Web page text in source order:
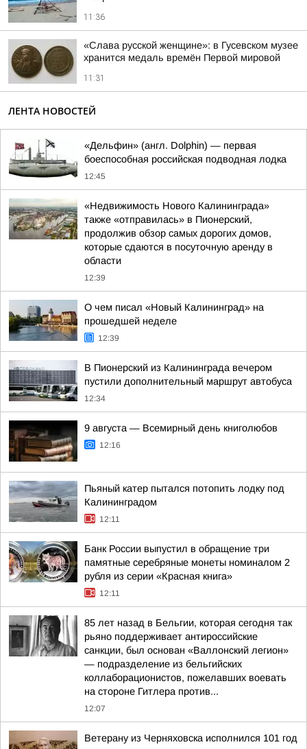
11:36
«Слава русской женщине»: в Гусевском музее
хранится медаль времён Первой мировой
11:31
ЛЕНТА НОВОСТЕЙ
«Дельфин» (англ. Dolphin) — первая
боеспособная российская подводная лодка
12:45
«Недвижимость Нового Калининграда»
также «отправилась» в Пионерский,
продолжив обзор самых дорогих домов,
которые сдаются в посуточную аренду в
области
12:39
О чем писал «Новый Калининград» на
прошедшей неделе
12:39
В Пионерский из Калининграда вечером
пустили дополнительный маршрут автобуса
12:34
9 августа — Всемирный день книголюбов
12:16
Пьяный катер пытался потопить лодку под
Калининградом
12:11
Банк России выпустил в обращение три
памятные серебряные монеты номиналом 2
рубля из серии «Красная книга»
12:11
85 лет назад в Бельгии, которая сегодня так
рьяно поддерживает антироссийские
санкции, был основан «Валлонский легион»
— подразделение из бельгийских
коллаборационистов, пожелавших воевать
на стороне Гитлера против...
12:07
Ветерану из Черняховска исполнился 101 год